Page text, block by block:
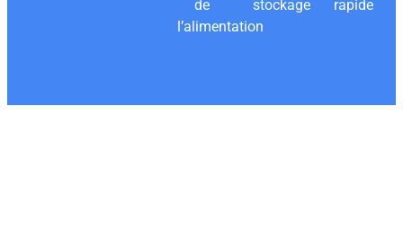
de
l’alimentation
stockage
rapide